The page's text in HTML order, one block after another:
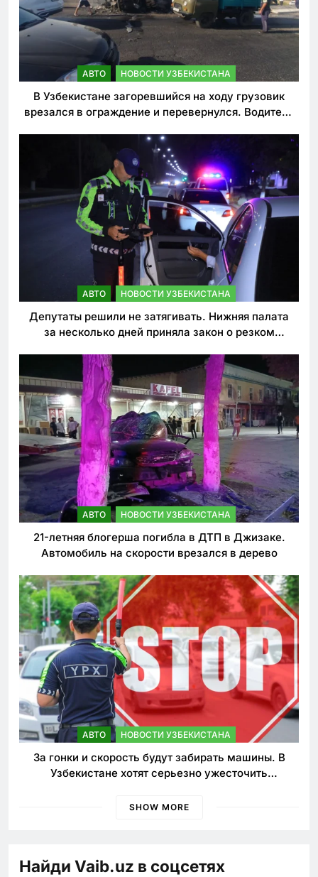
АВТО НОВОСТИ УЗБЕКИСТАНА
В Узбекистане загоревшийся на ходу грузовик
врезался в ограждение и перевернулся. Водитель
АВТО НОВОСТИ УЗБЕКИСТАНА
Депутаты решили не затягивать. Нижняя палата
за несколько дней приняла закон о резком
АВТО НОВОСТИ УЗБЕКИСТАНА
21-летняя блогерша погибла в ДТП в Джизаке.
Автомобиль на скорости врезался в дерево
АВТО НОВОСТИ УЗБЕКИСТАНА
За гонки и скорость будут забирать машины. В
Узбекистане хотят серьезно ужесточить
SHOW MORE
Найди Vaib.uz в соцсетях